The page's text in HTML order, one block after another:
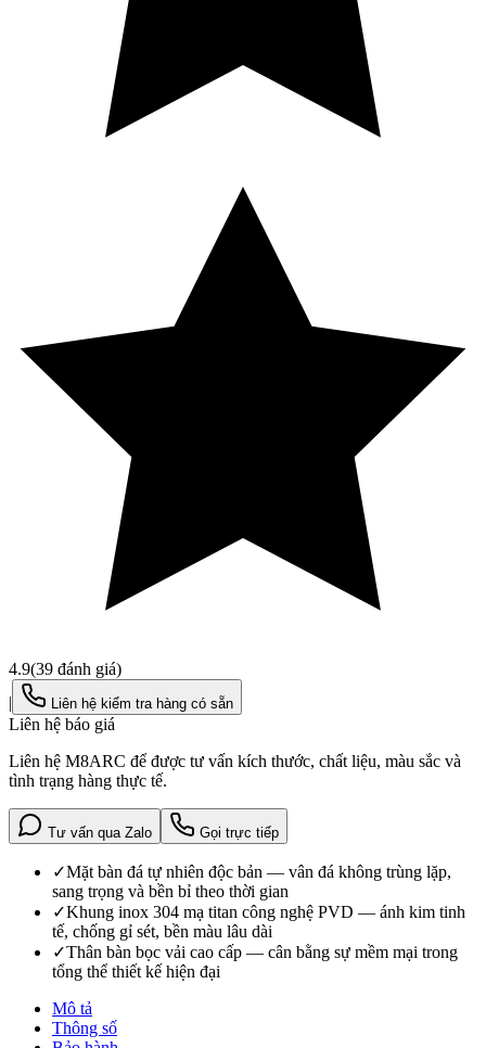
4.9(39 đánh giá)
|
Liên hệ kiểm tra hàng có sẵn
Liên hệ báo giá
Liên hệ M8ARC để được tư vấn kích thước, chất liệu, màu sắc và
tình trạng hàng thực tế.
Tư vấn qua Zalo Gọi trực tiếp
✓Mặt bàn đá tự nhiên độc bản — vân đá không trùng lặp,
sang trọng và bền bỉ theo thời gian
✓Khung inox 304 mạ titan công nghệ PVD — ánh kim tinh
tế, chống gỉ sét, bền màu lâu dài
✓Thân bàn bọc vải cao cấp — cân bằng sự mềm mại trong
tổng thể thiết kế hiện đại
Mô tả
Thông số